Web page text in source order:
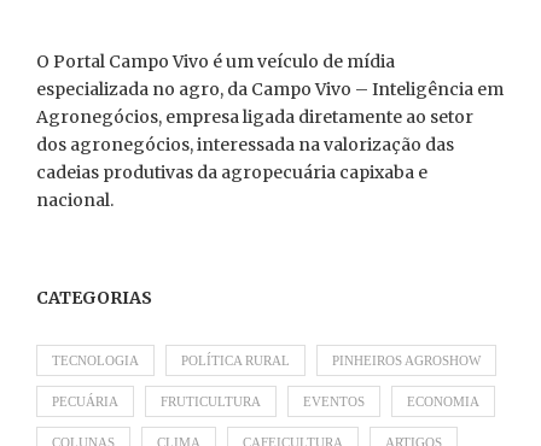
O Portal Campo Vivo é um veículo de mídia
especializada no agro, da Campo Vivo – Inteligência em
Agronegócios, empresa ligada diretamente ao setor
dos agronegócios, interessada na valorização das
cadeias produtivas da agropecuária capixaba e
nacional.
CATEGORIAS
TECNOLOGIA POLÍTICA RURAL PINHEIROS AGROSHOW
PECUÁRIA FRUTICULTURA EVENTOS ECONOMIA
COLUNAS CLIMA CAFEICULTURA ARTIGOS